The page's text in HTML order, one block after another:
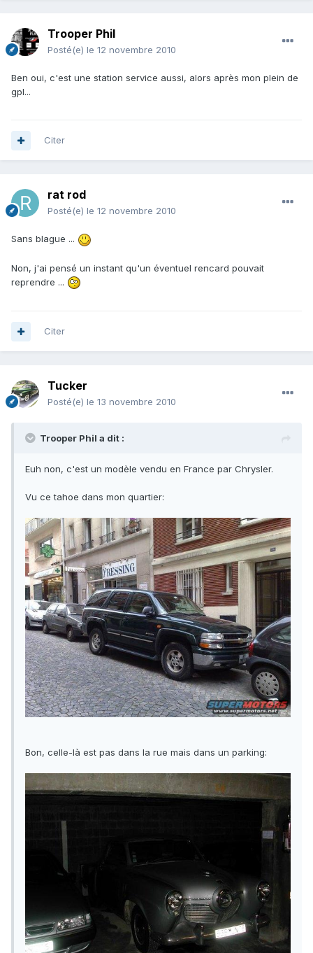
Trooper Phil
Posté(e) le 12 novembre 2010
Ben oui, c'est une station service aussi, alors après mon plein de
gpl...
Citer
rat rod
Posté(e) le 12 novembre 2010
Sans blague ...
Non, j'ai pensé un instant qu'un éventuel rencard pouvait
reprendre ...
Citer
Tucker
Posté(e) le 13 novembre 2010
Trooper Phil a dit :
Euh non, c'est un modèle vendu en France par Chrysler.
Vu ce tahoe dans mon quartier:
Bon, celle-là est pas dans la rue mais dans un parking: